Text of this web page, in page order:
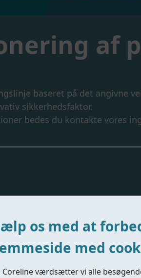
af
baseret på det angivne
sikkerhedsfaktor.
bedes du kontakte vores
Acting Type
os med at
med
Coreline værdsætter vi alle